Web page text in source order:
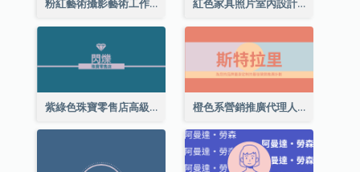
粉紅藝術攝影藝術工作室名片 紅色家具照片室內設計名片
紫綠色珠寶零售店高級總監名片 橙色系營銷推廣代理人名片